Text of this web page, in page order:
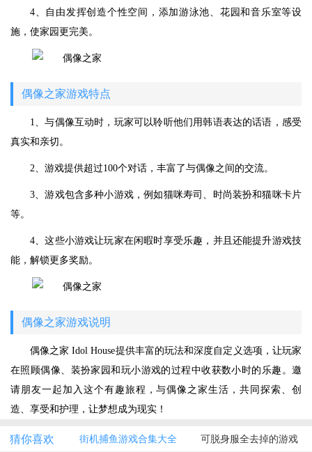
4、自由发挥创造个性空间，添加游泳池、花园和音乐室等设
施，使家园更完美。
偶像之家游戏特点
1、与偶像互动时，玩家可以聆听他们用韩语表达的话语，感受
真实和亲切。
2、游戏提供超过100个对话，丰富了与偶像之间的交流。
3、游戏包含多种小游戏，例如猫咪寿司、时尚装扮和猫咪卡片
等。
4、这些小游戏让玩家在闲暇时享受乐趣，并且还能提升游戏技
能，解锁更多奖励。
偶像之家游戏说明
偶像之家 Idol House提供丰富的玩法和深度自定义选项，让玩家
在照顾偶像、装扮家园和玩小游戏的过程中收获数小时的乐趣。邀
请朋友一起加入这个有趣旅程，与偶像之家生活，共同探索、创
造、享受和护理，让梦想成为现实！
猜你喜欢 街机捕鱼游戏合集大全 可脱身服全去掉的游戏